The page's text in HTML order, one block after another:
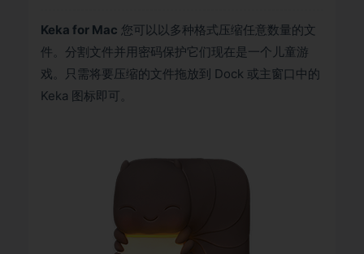
Keka for Mac 您可以以多种格式压缩任意数量的文
件。分割文件并用密码保护它们现在是一个儿童游
戏。只需将要压缩的文件拖放到 Dock 或主窗口中的
Keka 图标即可。